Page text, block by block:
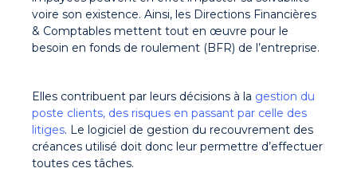
voire son existence. Ainsi, les Directions Financières
& Comptables mettent tout en œuvre pour le
besoin en fonds de roulement (BFR) de l’entreprise.
Elles contribuent par leurs décisions à la gestion du
poste clients, des risques en passant par celle des
litiges. Le logiciel de gestion du recouvrement des
créances utilisé doit donc leur permettre d’effectuer
toutes ces tâches.